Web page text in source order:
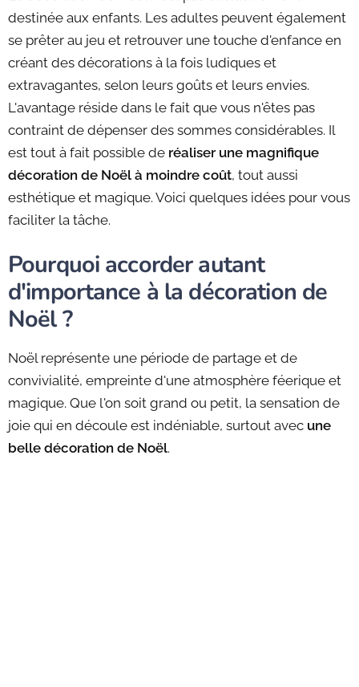
destinée aux enfants. Les adultes peuvent également
se prêter au jeu et retrouver une touche d'enfance en
créant des décorations à la fois ludiques et
extravagantes, selon leurs goûts et leurs envies.
L'avantage réside dans le fait que vous n'êtes pas
contraint de dépenser des sommes considérables. Il
est tout à fait possible de réaliser une magnifique
décoration de Noël à moindre coût, tout aussi
esthétique et magique. Voici quelques idées pour vous
faciliter la tâche.
Pourquoi accorder autant
d'importance à la décoration de
Noël ?
Noël représente une période de partage et de
convivialité, empreinte d'une atmosphère féerique et
magique. Que l'on soit grand ou petit, la sensation de
joie qui en découle est indéniable, surtout avec une
belle décoration de Noël.